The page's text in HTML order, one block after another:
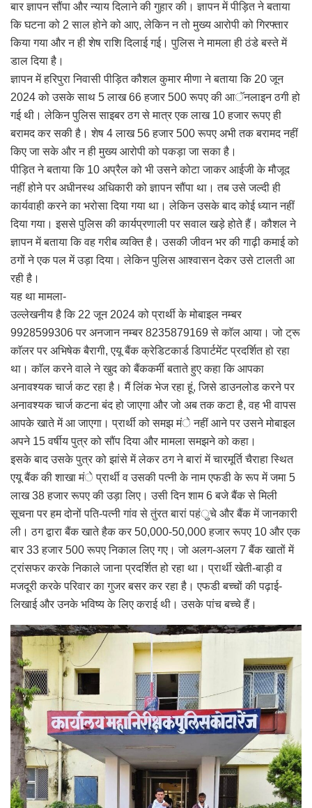
बार ज्ञापन सौंपा और न्याय दिलाने की गुहार की। ज्ञापन में पीड़ित ने बताया
कि घटना को 2 साल होने को आए, लेकिन न तो मुख्य आरोपी को गिरफ्तार
किया गया और न ही शेष राशि दिलाई गई। पुलिस ने मामला ही ठंडे बस्ते में
डाल दिया है।
ज्ञापन में हरिपुरा निवासी पीड़ित कौशल कुमार मीणा ने बताया कि 20 जून
2024 को उसके साथ 5 लाख 66 हजार 500 रूपए की आॅनलाइन ठगी हो
गई थी। लेकिन पुलिस साइबर ठग से मात्र एक लाख 10 हजार रूपए ही
बरामद कर सकी है। शेष 4 लाख 56 हजार 500 रूपए अभी तक बरामद नहीं
किए जा सके और न ही मुख्य आरोपी को पकड़ा जा सका है।
पीड़ित ने बताया कि 10 अप्रैल को भी उसने कोटा जाकर आईजी के मौजूद
नहीं होने पर अधीनस्थ अधिकारी को ज्ञापन सौंपा था। तब उसे जल्दी ही
कार्यवाही करने का भरोसा दिया गया था। लेकिन उसके बाद कोई ध्यान नहीं
दिया गया। इससे पुलिस की कार्यप्रणाली पर सवाल खड़े होते हैं। कौशल ने
ज्ञापन में बताया कि वह गरीब व्यक्ति है। उसकी जीवन भर की गाढ़ी कमाई को
ठगों ने एक पल में उड़ा दिया। लेकिन पुलिस आश्वासन देकर उसे टालती आ
रही है।
यह था मामला-
उल्लेखनीय है कि 22 जून 2024 को प्रार्थी के मोबाइल नम्बर
9928599306 पर अनजान नम्बर 8235879169 से काॅल आया। जो ट्रू
काॅलर पर अभिषेक बैरागी, एयू बैंक क्रेडिटकार्ड डिपार्टमेंट प्रदर्शित हो रहा
था। काॅल करने वाले ने खुद को बैंककर्मी बताते हुए कहा कि आपका
अनावश्यक चार्ज कट रहा है। मैं लिंक भेज रहा हूं, जिसे डाउनलोड करने पर
अनावश्यक चार्ज कटना बंद हो जाएगा और जो अब तक कटा है, वह भी वापस
आपके खाते में आ जाएगा। प्रार्थी को समझ मंे नहीं आने पर उसने मोबाइल
अपने 15 वर्षीय पुत्र को सौंप दिया और मामला समझने को कहा।
इसके बाद उसके पुत्र को झांसे में लेकर ठग ने बारां में चारमूर्ति चैराहा स्थित
एयू बैंक की शाखा मंे प्रार्थी व उसकी पत्नी के नाम एफडी के रूप में जमा 5
लाख 38 हजार रूपए की उड़ा लिए। उसी दिन शाम 6 बजे बैंक से मिली
सूचना पर हम दोनों पति-पत्नी गांव से तुंरत बारां पहंुचे और बैंक में जानकारी
ली। ठग द्वारा बैंक खाते हैक कर 50,000-50,000 हजार रूपए 10 और एक
बार 33 हजार 500 रूपए निकाल लिए गए। जो अलग-अलग 7 बैंक खातों में
ट्रांसफर करके निकाले जाना प्रदर्शित हो रहा था। प्रार्थी खेती-बाड़ी व
मजदूरी करके परिवार का गुजर बसर कर रहा है। एफडी बच्चों की पढ़ाई-
लिखाई और उनके भविष्य के लिए कराई थी। उसके पांच बच्चे हैं।